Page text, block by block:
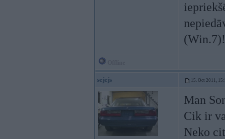
(Win.7)!
sejejs 15. Oct 2011,
Man
Cik ir
Neko